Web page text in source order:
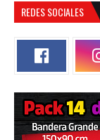
REDES SOCIALES